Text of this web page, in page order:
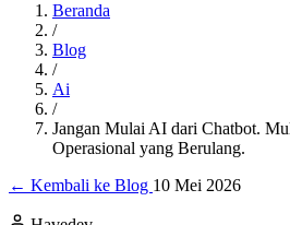
Beranda
/
Blog
/
Ai
/
Jangan Mulai AI dari Chatbot.
Operasional yang Berulang.
← Kembali ke Blog 10 Mei 2026